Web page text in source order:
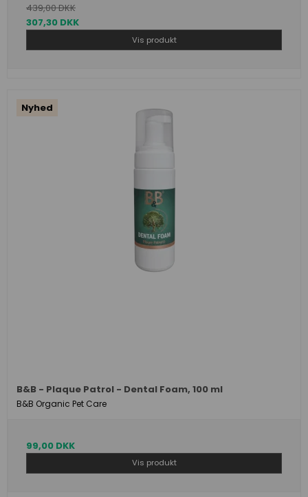
439,00 DKK
307,30 DKK
Vis produkt
Nyhed
B&B - Plaque Patrol - Dental Foam, 100 ml
B&B Organic Pet Care
99,00 DKK
Vis produkt